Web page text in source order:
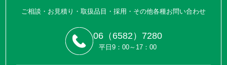
ご相談・お見積り・取扱品目・採用・その他各種お問い合わせ
06（6582）7280
平日9：00～17：00